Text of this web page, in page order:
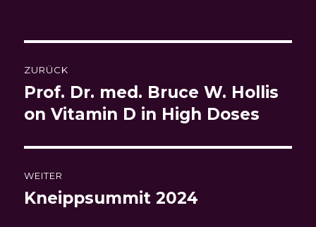
ZURÜCK
Vorheriger
Beitrag:
Prof. Dr. med. Bruce W. Hollis
on Vitamin D in High Doses
WEITER
Nächster
Kneippsummit 2024